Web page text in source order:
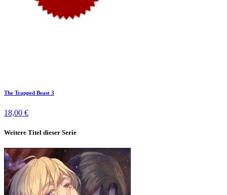
The Trapped Beast 3
18,00 €
Weitere Titel dieser Serie